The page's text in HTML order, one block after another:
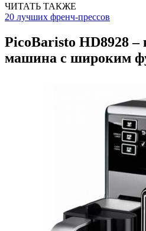
ЧИТАТЬ ТАКЖЕ
20 лучших френч-прессов
PicoBaristo HD8928 –
машина с широким